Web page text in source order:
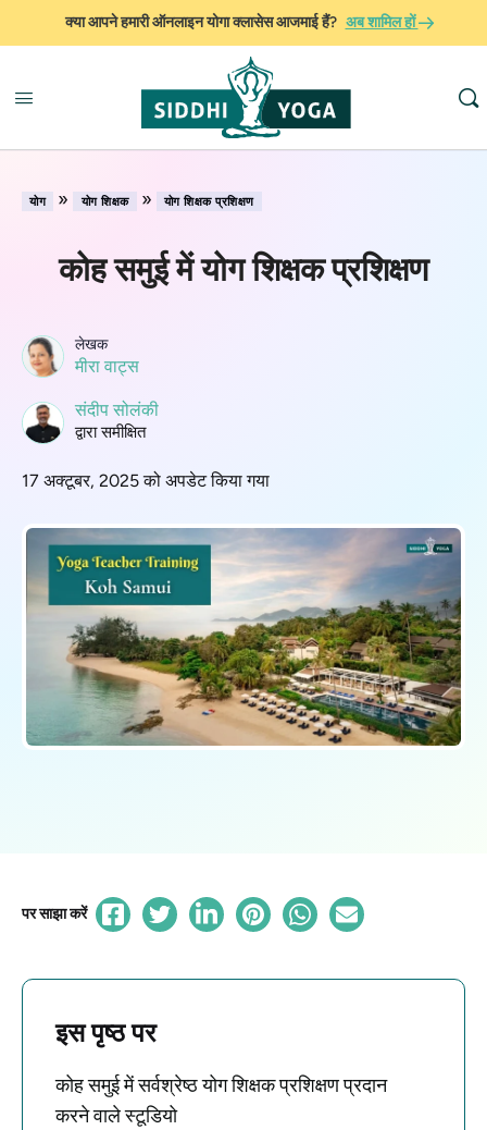
क्या आपने हमारी ऑनलाइन योगा क्लासेस आजमाई हैं? अब शामिल हों
योग » योग शिक्षक » योग शिक्षक प्रशिक्षण
कोह समुई में योग शिक्षक प्रशिक्षण
लेखक
मीरा वाट्स
संदीप सोलंकी
द्वारा समीक्षित
17 अक्टूबर, 2025 को अपडेट किया गया
पर साझा करें
इस पृष्ठ पर
कोह समुई में सर्वश्रेष्ठ योग शिक्षक प्रशिक्षण प्रदान
करने वाले स्टूडियो